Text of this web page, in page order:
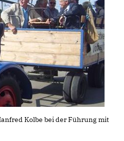
Kolbe bei der Führung mit